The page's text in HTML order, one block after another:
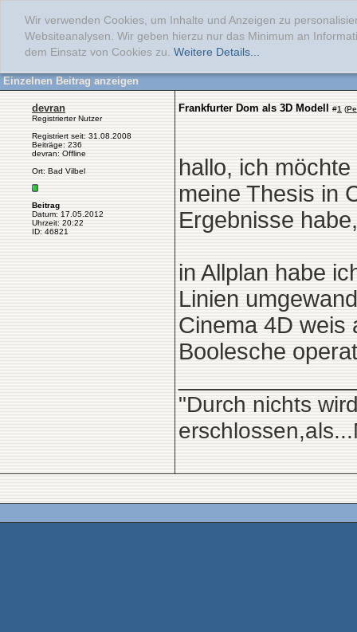
Wir verwenden Cookies, um Inhalte und Anzeigen zu
Websiteanalysen. Wir geben hierzu nur das Minimum an
dem Einsatz von Cookies zu. Weitere Details...
Einzelnen Beitrag anzeigen
devran
Registrierter Nutzer
Registriert seit: 31.08.2008
Beiträge: 236
devran: Offline
Ort: Bad Vilbel
Beitrag
Datum: 17.05.2012
Uhrzeit: 20:22
ID: 46821
Frankfurter Dom als 3D Modell #1 (
hallo, ich
meine Thesis in
Ergebnisse
in Allplan habe
Linien
Cinema 4D weis
Boolesche
"Durch nichts